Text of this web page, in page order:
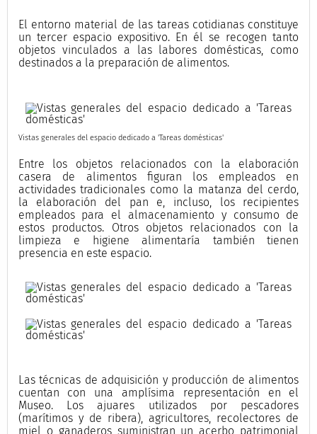
El entorno material de las tareas cotidianas constituye
un tercer espacio expositivo. En él se recogen tanto
objetos vinculados a las labores domésticas, como
destinados a la preparación de alimentos.
Vistas generales del espacio dedicado a 'Tareas domésticas'
Entre los objetos relacionados con la elaboración
casera de alimentos figuran los empleados en
actividades tradicionales como la matanza del cerdo,
la elaboración del pan e, incluso, los recipientes
empleados para el almacenamiento y consumo de
estos productos. Otros objetos relacionados con la
limpieza e higiene alimentaría también tienen
presencia en este espacio.
Las técnicas de adquisición y producción de alimentos
cuentan con una amplísima representación en el
Museo. Los ajuares utilizados por pescadores
(marítimos y de ribera), agricultores, recolectores de
miel o ganaderos suministran un acerbo patrimonial